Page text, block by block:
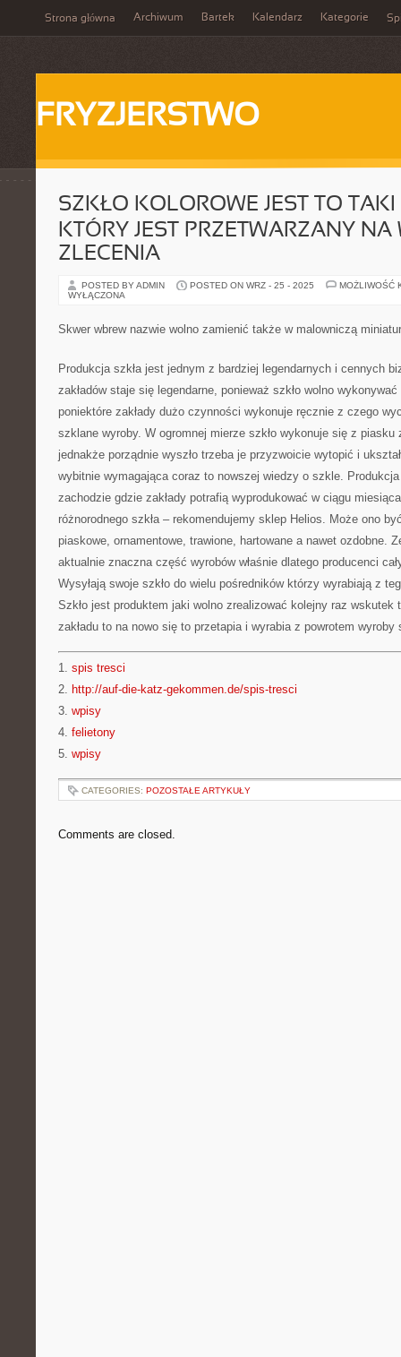
Strona główna Archiwum Bartek Kalendarz Kategorie
FRYZJERSTWO
SZKŁO KOLOROWE JEST TO
KTÓRY JEST PRZETWARZANY NA
ZLECENIA
POSTED BY ADMIN POSTED ON WRZ - 25 - 2025
MOŻLIWOŚĆ
WYŁĄCZONA
Skwer wbrew nazwie wolno zamienić także w malowniczą
Produkcja szkła jest jednym z bardziej legendarnych i cennych
zakładów staje się legendarne, ponieważ szkło wolno
poniektóre zakłady dużo czynności wykonuje ręcznie z czego
szklane wyroby. W ogromnej mierze szkło wykonuje się z
jednakże porządnie wyszło trzeba je przyzwoicie wytopić i
wybitnie wymagająca coraz to nowszej wiedzy o szkle.
zachodzie gdzie zakłady potrafią wyprodukować w ciągu
różnorodnego szkła – rekomendujemy sklep Helios. Może ono
piaskowe, ornamentowe, trawione, hartowane a nawet ozdobne.
aktualnie znaczna część wyrobów właśnie dlatego producenci
Wysyłają swoje szkło do wielu pośredników którzy wyrabiają z
Szkło jest produktem jaki wolno zrealizować kolejny raz wskutek
zakładu to na nowo się to przetapia i wyrabia z powrotem wyroby
1. spis tresci
2. http://auf-die-katz-gekommen.de/spis-tresci
3. wpisy
4. felietony
5. wpisy
CATEGORIES: POZOSTAŁE ARTYKUŁY
Comments are closed.